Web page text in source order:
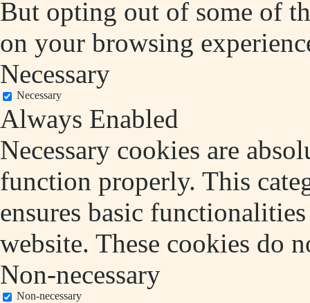
But opting out of some of
on your browsing
Necessary
Necessary
Always Enabled
Necessary cookies are
function properly. This
ensures basic
website. These cookies do
Non-necessary
Non-necessary